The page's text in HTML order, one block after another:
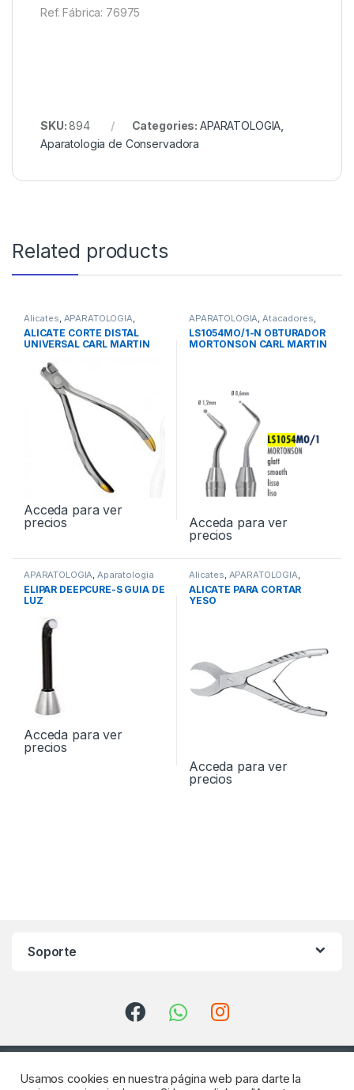
Ref. Fábrica: 76975
SKU:894 Categories: APARATOLOGIA
Aparatologia de Conservadora
Related products
Alicates APARATOLOGIA
Instrumental
ALICATE CORTE DISTAL
UNIVERSAL CARL MARTIN
Acceda para ver
precios
APARATOLOGIA Atacadores
Instrumental
LS1054MO/1-N OBTURADOR
MORTONSON CARL MARTIN
Acceda para ver
precios
APARATOLOGIA,Aparatologia
de Conservadora
ELIPAR DEEPCURE-S GUIA DE
LUZ
Acceda para ver
precios
Alicates, APARATOLOGIA,
Instrumental
ALICATE PARA CORTAR
YESO
Acceda para ver
precios
Soporte
Usamos cookies en nuestra página web para darte la